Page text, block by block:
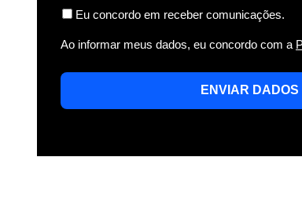
Eu concordo em receber comunicações.
Ao informar meus dados, eu concordo com a
ENVIAR DADOS